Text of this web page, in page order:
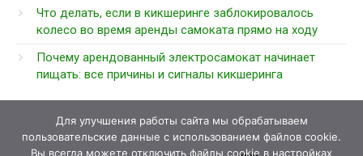
Что делать, если в кикшеринге заблокировалось
колесо во время аренды самоката прямо на ходу
Почему арендованный электросамокат начинает
пищать: все причины и сигналы кикшеринга
Для улучшения работы сайта мы обрабатываем
пользовательские данные с использованием файлов cookie.
Вы всегда можете отключить файлы cookie в настройках